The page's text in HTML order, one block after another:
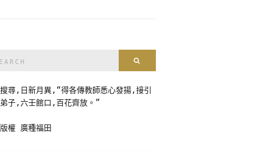
尋,日新月異,“得各傳教師悉心發揚,接引
子,六壬館口,百花齊放。”
權 廣種福田